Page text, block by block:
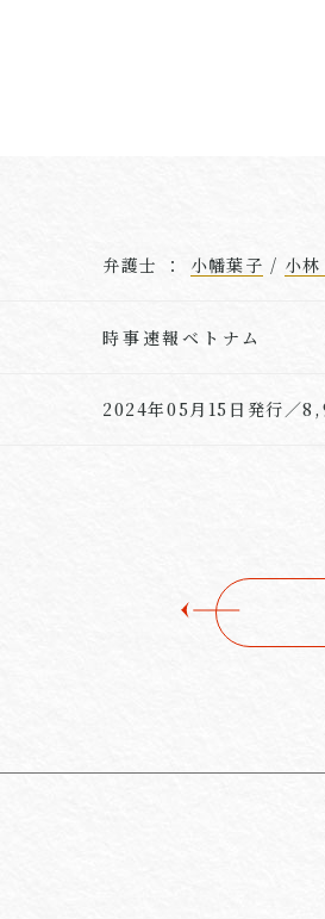
弁護士 ： 小幡葉子 / 小
時事速報ベトナム
2024年05月15日発行／